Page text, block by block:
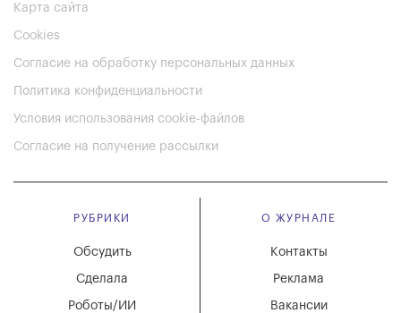
Карта сайта
Cookies
Согласие на обработку персональных данных
Политика конфиденциальности
Условия использования cookie-файлов
Согласие на получение рассылки
РУБРИКИ
Обсудить
Сделала
Роботы/ИИ
О ЖУРНАЛЕ
Вакансии
Реклама
Контакты